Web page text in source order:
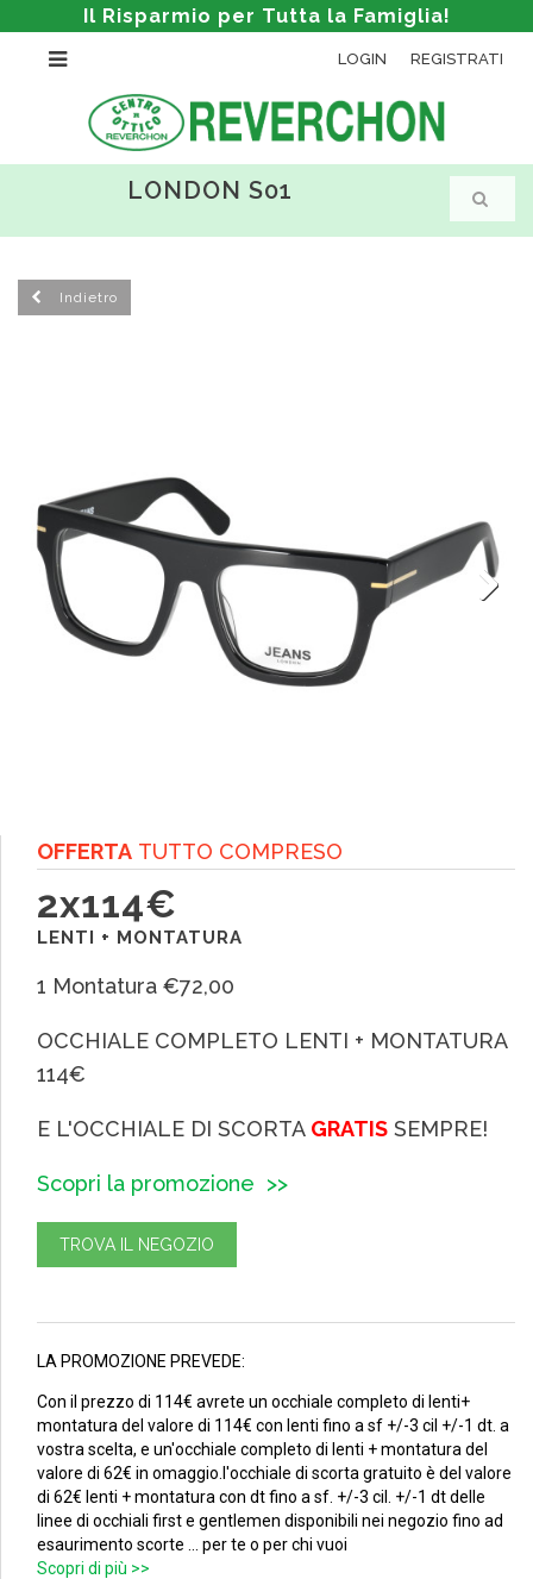
Il Risparmio per Tutta la Famiglia!
LOGIN REGISTRATI
LONDON S01
Indietro
OFFERTA TUTTO COMPRESO
2x114€
LENTI + MONTATURA
1 Montatura €72,00
OCCHIALE COMPLETO LENTI + MONTATURA
114€
E L'OCCHIALE DI SCORTA GRATIS SEMPRE!
Scopri la promozione >>
TROVA IL NEGOZIO
LA PROMOZIONE PREVEDE:
Con il prezzo di 114€ avrete un occhiale completo di lenti+
montatura del valore di 114€ con lenti fino a sf +/-3 cil +/-1 dt. a
vostra scelta, e un'occhiale completo di lenti + montatura del
valore di 62€ in omaggio.l'occhiale di scorta gratuito è del valore
di 62€ lenti + montatura con dt fino a sf. +/-3 cil. +/-1 dt delle
linee di occhiali first e gentlemen disponibili nei negozio fino ad
esaurimento scorte ... per te o per chi vuoi
Scopri di più >>